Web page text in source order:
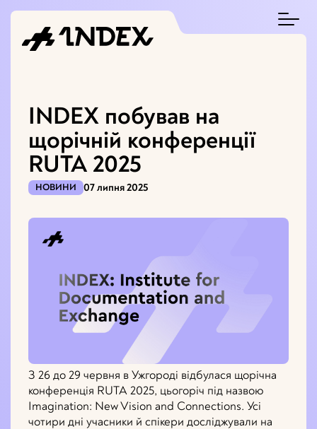
INDEX побував на
щорічній конференції
RUTA 2025
НОВИНИ 07 липня 2025
З 26 до 29 червня в Ужгороді відбулася щорічна
конференція RUTA 2025, цьогоріч під назвою
Imagination: New Vision and Connections. Усі
чотири дні учасники й спікери досліджували на